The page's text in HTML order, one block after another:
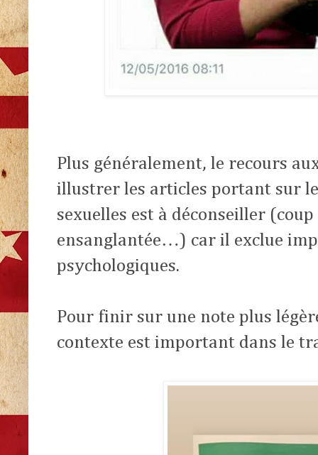
Plus généralement, le recours
illustrer les articles portant sur
sexuelles est à déconseiller
ensanglantée…) car il exclue
psychologiques.
Pour finir sur une note plus
contexte est important dans le